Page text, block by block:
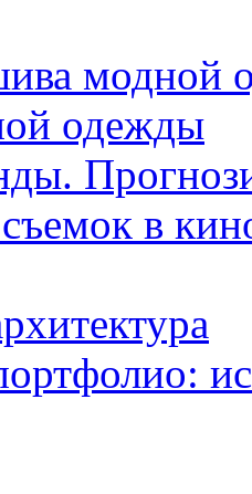
модной
одежды
в